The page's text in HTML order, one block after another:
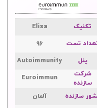
تکنیک
Elisa
تست
96
پنل
Autoimmunity
شرکت
سازنده
Euroimmun
سازنده
آلمان